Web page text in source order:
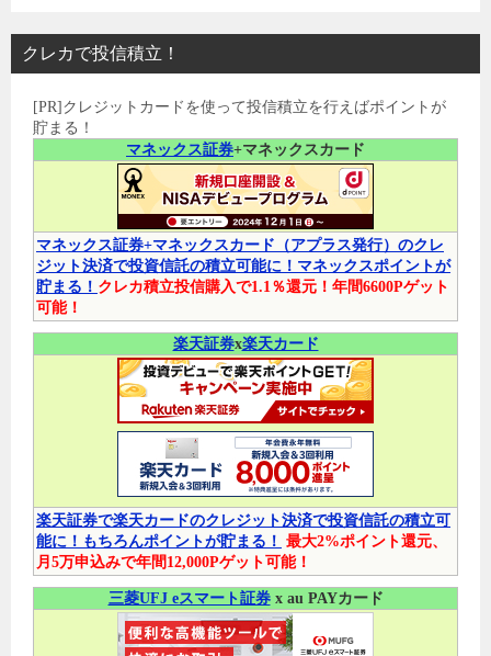
クレカで投信積立！
[PR]クレジットカードを使って投信積立を行えばポイントが
貯まる！
マネックス証券+マネックスカード
マネックス証券+マネックスカード（アプラス発行）のクレ
ジット決済で投資信託の積立可能に！マネックスポイントが
貯まる！ クレカ積立投信購入で1.1％還元！年間6600Pゲット
可能！
楽天証券x楽天カード
楽天証券で楽天カードのクレジット決済で投資信託の積立可
能に！もちろんポイントが貯まる！ 最大2%ポイント還元、
月5万申込みで年間12,000Pゲット可能！
三菱UFJ eスマート証券x au PAYカード